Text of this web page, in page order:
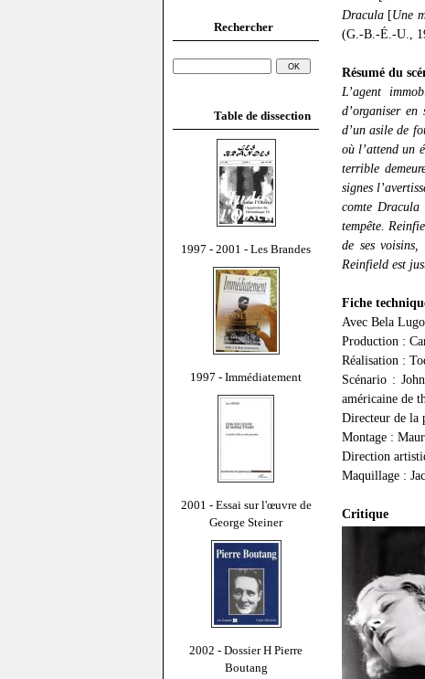
Rechercher
Table de dissection
1997 - 2001 - Les Brandes
1997 - Immédiatement
2001 - Essai sur l'œuvre de
George Steiner
2002 - Dossier H Pierre
Boutang
Dracula [Une
(G.-B.-É.-U.,
Résumé du
L’agent
d’organiser
d’un asile de
où l’attend un
terrible
signes
comte
tempête.
de ses
Reinfield est
Fiche
Avec Bela
Production :
Réalisation :
Scénario :
américaine de
Directeur de la
Montage :
Direction
Maquillage :
Critique